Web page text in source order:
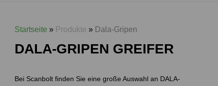
Startseite » Produkte » Dala-Gripen
DALA-GRIPEN GREIFER
Bei Scanbolt finden Sie eine große Auswahl an DALA-